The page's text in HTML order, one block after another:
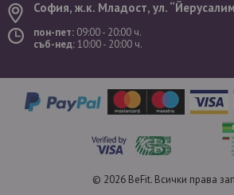
София, ж.к. Младост, ул.
пон-пет: 09:00 - 20:00 ч.
съб-нед:10:00 - 20:00 ч.
© 2026 BeFit. Всички права